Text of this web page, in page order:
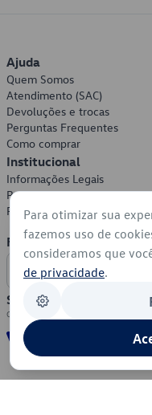
Ajuda
Quem Somos
Atendimento (SAC)
Devoluções e trocas
Perguntas Frequentes
Como comprar
Institucional
Informações Legais
Política de Privacidade
Política de Cookies
Formas de Pagamento
Segurança
Para otimizar sua
fazemos uso de
consideramos que
de privacidade.